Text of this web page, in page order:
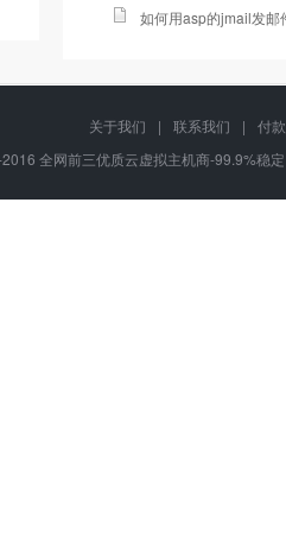
如何用asp的jmail发邮
关于我们 | 联系我们 |
付
全网前三优质云虚拟主机商-99.9%稳